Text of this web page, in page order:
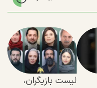
لیست بازیگران،